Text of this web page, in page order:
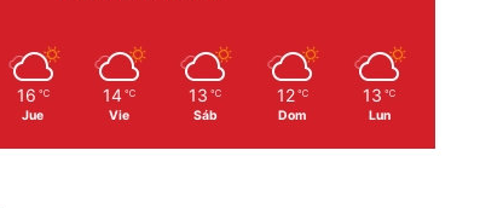
16 ℃
Jue
14 ℃
Vie
13 ℃
Sáb
12 ℃
Dom
13 ℃
Lun